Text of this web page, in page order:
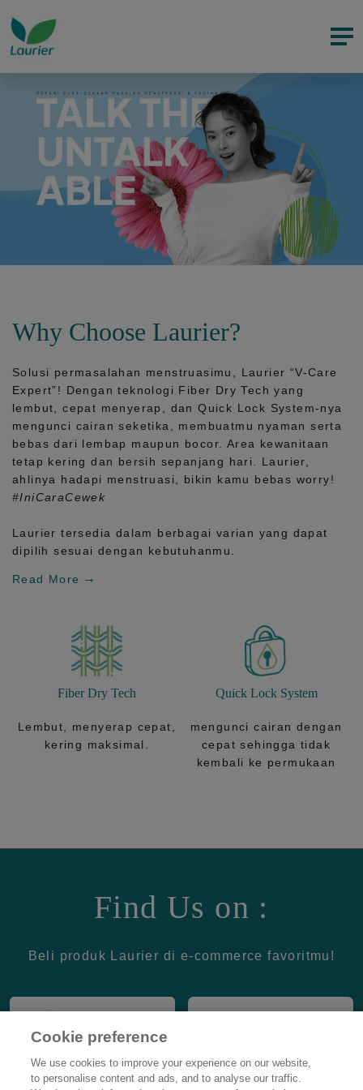
Why Choose Laurier?
Solusi permasalahan menstruasimu, Laurier “V-Care
Expert”! Dengan teknologi Fiber Dry Tech yang
lembut, cepat menyerap, danQuick Lock System-nya
mengunci cairan seketika, membuatmu nyaman serta
bebas dari lembap maupun bocor. Area kewanitaan
tetap kering dan bersih sepanjang hari.
Laurier,
ahlinya hadapi menstruasi, bikin kamu bebas worry!
#IniCaraCewek
Laurier tersedia dalam berbagai varian yang dapat
dipilih sesuai dengan kebutuhanmu.
Read More
Fiber Dry Tech
Lembut, menyerap cepat,
kering maksimal.
Quick Lock System
mengunci cairan dengan
cepat sehingga tidak
kembali ke permukaan
Find Us on :
Beli produk Laurier di e-commerce favoritmu!
Cookie preference
We use cookies to improve your experience on our website,
to personalise content and ads, and to analyse our traffic.